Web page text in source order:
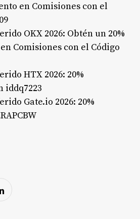
en Comisiones con el
OKX 2026: Obtén un 20%
Comisiones con el Código
HTX 2026: 20%
iddq7223
Gate.io 2026: 20%